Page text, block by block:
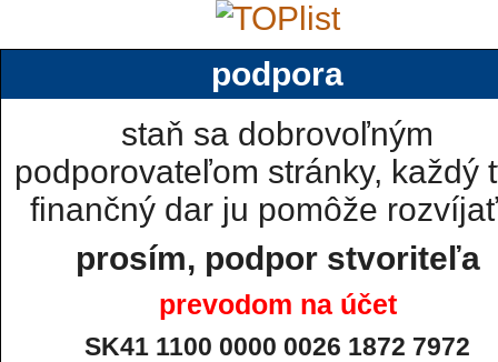
podpora
staň sa dobrovoľným
podporovateľom stránky, každý
finančný dar ju pomôže
prosím, podpor stvoriteľa
prevodom na účet
SK41 1100 0000 0026 1872 7972